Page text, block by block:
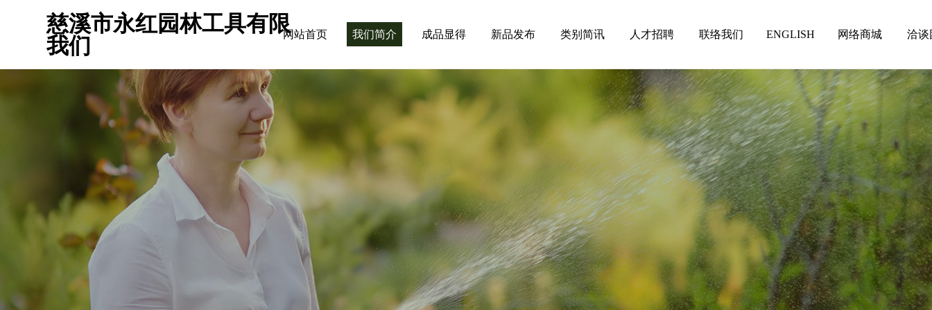
慈溪市永红园林工具有限
我们
网站首页 我们简介 成品显得 新品发布 类别简讯 人才招聘 联络我们 ENGLISH 网络商城 洽谈